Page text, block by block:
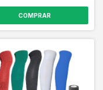
COMPRAR